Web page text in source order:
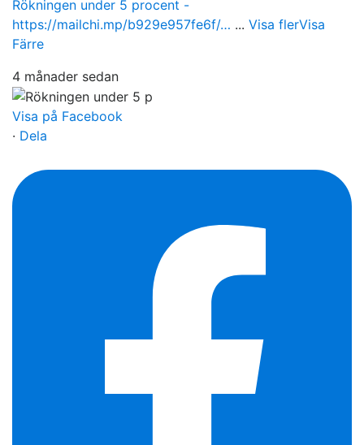
Rökningen under 5 procent -
https://mailchi.mp/b929e957fe6f/… ... Visa flerVisa
Färre
4 månader sedan
Visa på Facebook
· Dela